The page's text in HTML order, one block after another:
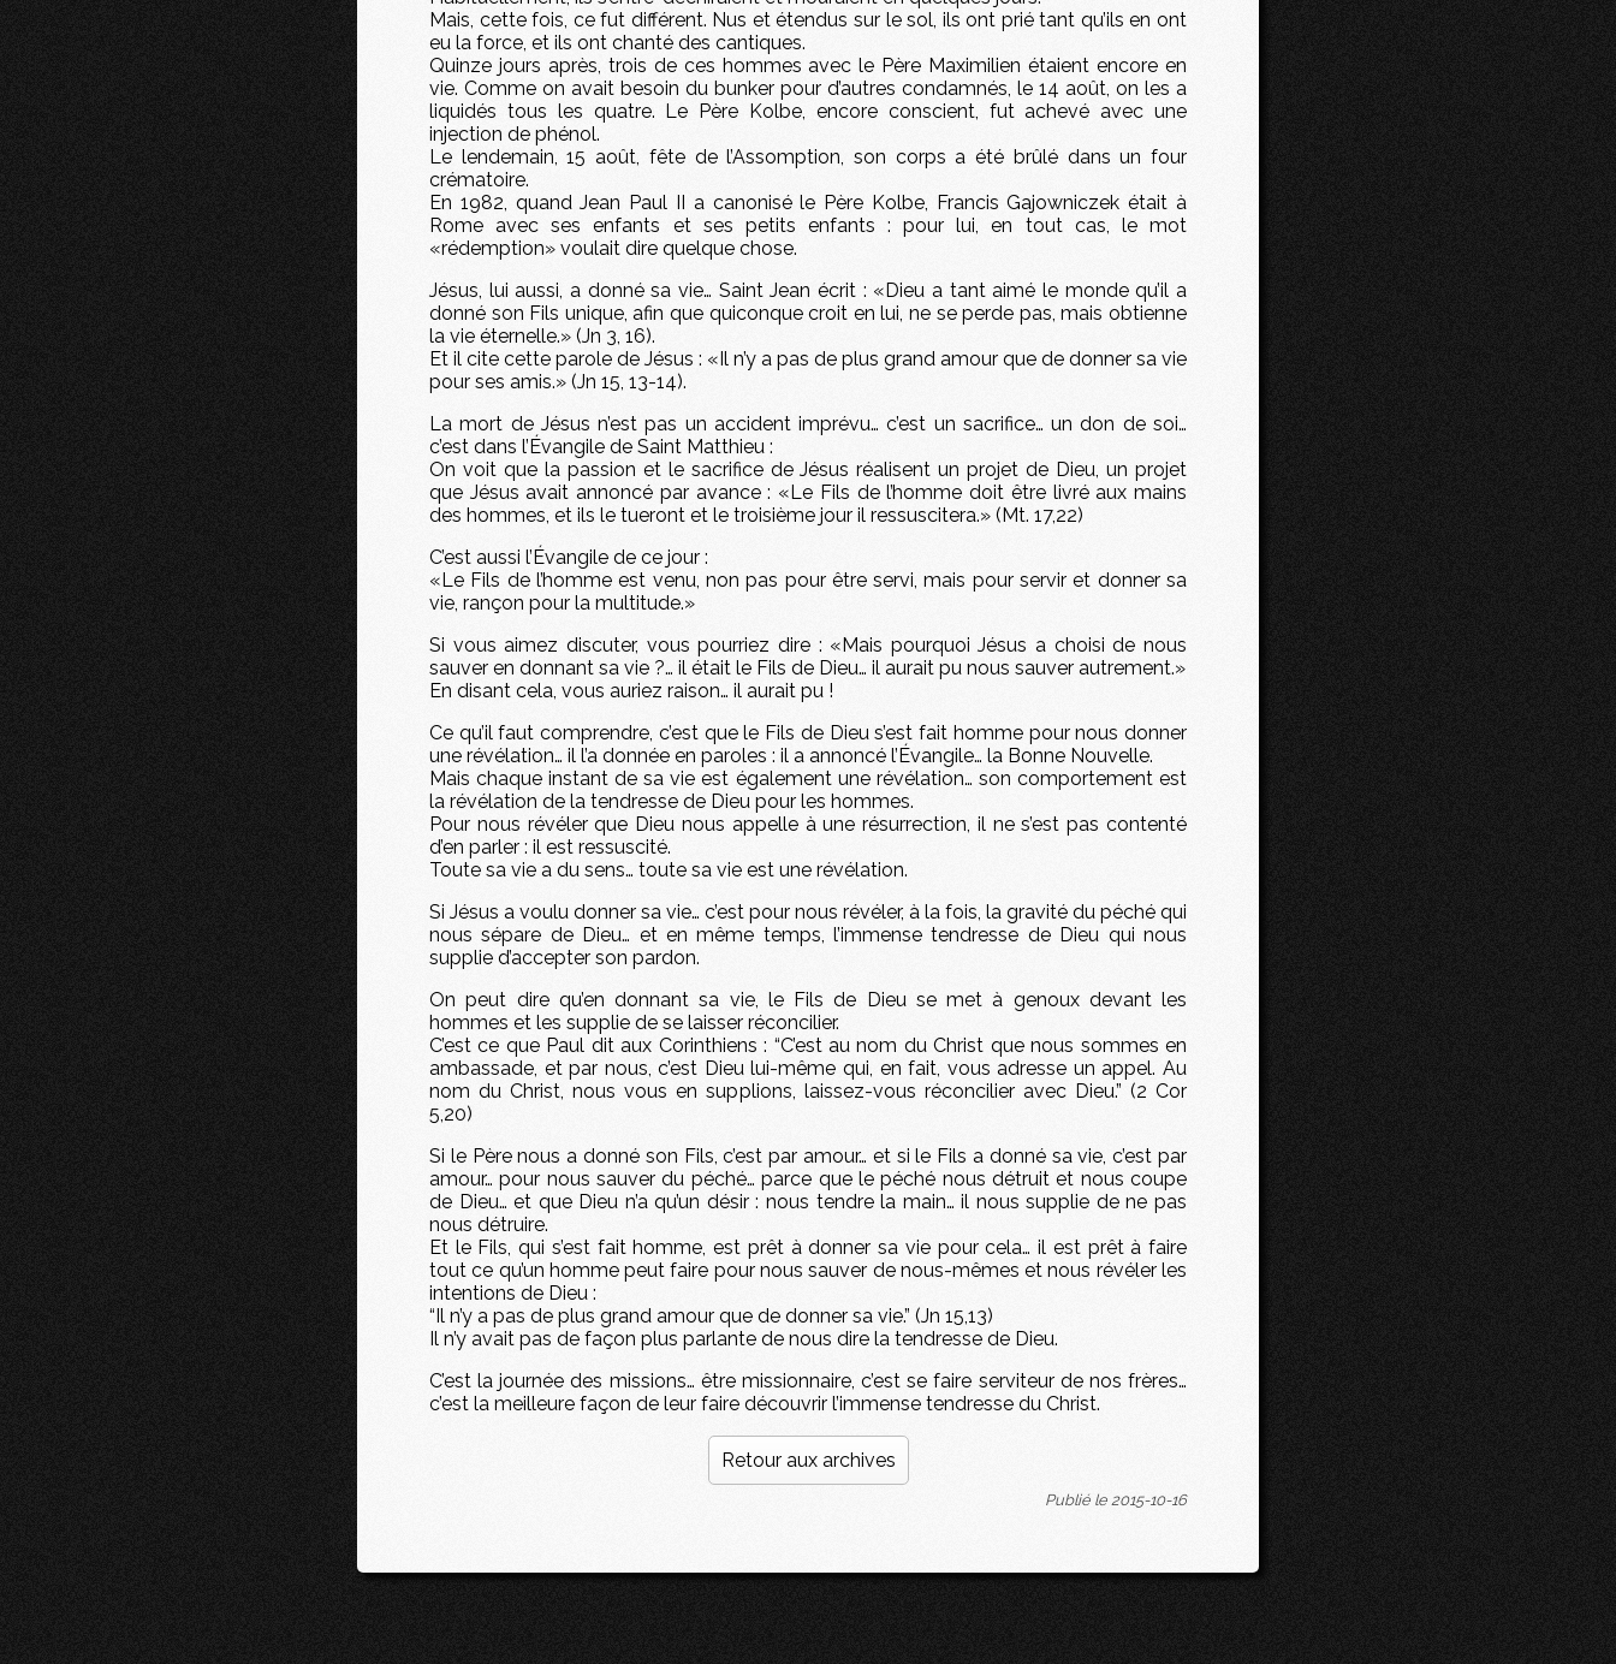
Mais, cette fois, ce fut différent. Nus et étendus sur le sol, ils ont prié tant qu’ils en ont
eu la force, et ils ont chanté des cantiques.
Quinze jours après, trois de ces hommes avec le Père Maximilien étaient encore en
vie. Comme on avait besoin du bunker pour d’autres condamnés, le 14 août, on les a
liquidés tous les quatre. Le Père Kolbe, encore conscient, fut achevé avec une
injection de phénol.
Le lendemain, 15 août, fête de l’Assomption, son corps a été brûlé dans un four
crématoire.
En 1982, quand Jean Paul II a canonisé le Père Kolbe, Francis Gajowniczek était à
Rome avec ses enfants et ses petits enfants : pour lui, en tout cas, le mot
«rédemption» voulait dire quelque chose.
Jésus, lui aussi, a donné sa vie… Saint Jean écrit : «Dieu a tant aimé le monde qu’il a
donné son Fils unique, afin que quiconque croit en lui, ne se perde pas, mais obtienne
la vie éternelle.» (Jn 3, 16).
Et il cite cette parole de Jésus : «Il n’y a pas de plus grand amour que de donner sa vie
pour ses amis.» (Jn 15, 13-14).
La mort de Jésus n’est pas un accident imprévu… c’est un sacrifice… un don de soi…
c’est dans l’Évangile de Saint Matthieu :
On voit que la passion et le sacrifice de Jésus réalisent un projet de Dieu, un projet
que Jésus avait annoncé par avance : «Le Fils de l’homme doit être livré aux mains
des hommes, et ils le tueront et le troisième jour il ressuscitera.» (Mt. 17,22)
C’est aussi l’Évangile de ce jour :
«Le Fils de l’homme est venu, non pas pour être servi, mais pour servir et donner sa
vie, rançon pour la multitude.»
Si vous aimez discuter, vous pourriez dire : «Mais pourquoi Jésus a choisi de nous
sauver en donnant sa vie ?… il était le Fils de Dieu… il aurait pu nous sauver autrement.»
En disant cela, vous auriez raison… il aurait pu !
Ce qu’il faut comprendre, c’est que le Fils de Dieu s’est fait homme pour nous donner
une révélation… il l’a donnée en paroles : il a annoncé l’Évangile… la Bonne Nouvelle.
Mais chaque instant de sa vie est également une révélation… son comportement est
la révélation de la tendresse de Dieu pour les hommes.
Pour nous révéler que Dieu nous appelle à une résurrection, il ne s’est pas contenté
d’en parler : il est ressuscité.
Toute sa vie a du sens… toute sa vie est une révélation.
Si Jésus a voulu donner sa vie… c’est pour nous révéler, à la fois, la gravité du péché qui
nous sépare de Dieu… et en même temps, l’immense tendresse de Dieu qui nous
supplie d’accepter son pardon.
On peut dire qu’en donnant sa vie, le Fils de Dieu se met à genoux devant les
hommes et les supplie de se laisser réconcilier.
C’est ce que Paul dit aux Corinthiens : “C’est au nom du Christ que nous sommes en
ambassade, et par nous, c’est Dieu lui-même qui, en fait, vous adresse un appel. Au
nom du Christ, nous vous en supplions, laissez-vous réconcilier avec Dieu.” (2 Cor
5,20)
Si le Père nous a donné son Fils, c’est par amour… et si le Fils a donné sa vie, c’est par
amour… pour nous sauver du péché… parce que le péché nous détruit et nous coupe
de Dieu… et que Dieu n’a qu’un désir : nous tendre la main… il nous supplie de ne pas
nous détruire.
Et le Fils, qui s’est fait homme, est prêt à donner sa vie pour cela… il est prêt à faire
tout ce qu’un homme peut faire pour nous sauver de nous-mêmes et nous révéler les
intentions de Dieu :
“Il n’y a pas de plus grand amour que de donner sa vie.” (Jn 15,13)
Il n’y avait pas de façon plus parlante de nous dire la tendresse de Dieu.
C’est la journée des missions… être missionnaire, c’est se faire serviteur de nos frères…
c’est la meilleure façon de leur faire découvrir l’immense tendresse du Christ.
Retour aux archives
Publié le 2015-10-16